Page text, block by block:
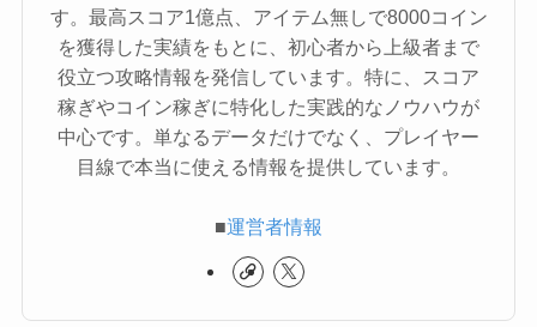
す。最高スコア1億点、アイテム無しで8000コイン
を獲得した実績をもとに、初心者から上級者まで
役立つ攻略情報を発信しています。特に、スコア
稼ぎやコイン稼ぎに特化した実践的なノウハウが
中心です。単なるデータだけでなく、プレイヤー
目線で本当に使える情報を提供しています。
■運営者情報